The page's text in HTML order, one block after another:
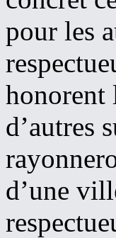
pour les
honorent
d’autres
d’une